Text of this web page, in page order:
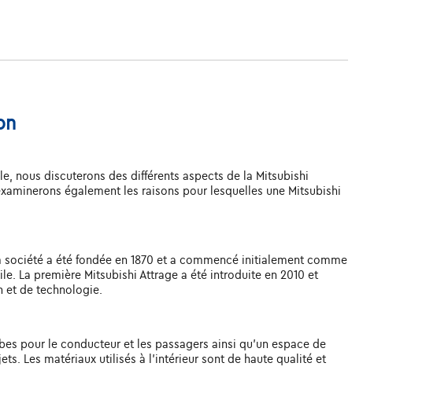
nous discuterons des différents aspects de la Mitsubishi
également les raisons pour lesquelles une Mitsubishi
a été fondée en 1870 et a commencé initialement comme
La première Mitsubishi Attrage a été introduite en 2010 et
et de technologie.
pour le conducteur et les passagers ainsi qu'un espace de
Les matériaux utilisés à l'intérieur sont de haute qualité et